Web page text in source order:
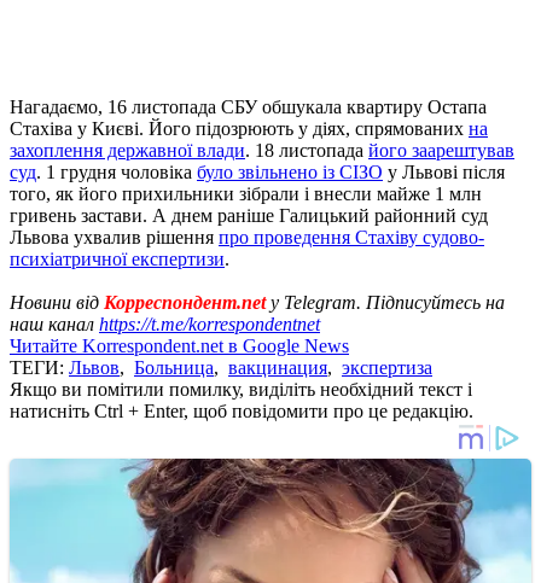
Нагадаємо, 16 листопада СБУ обшукала квартиру Остапа
Стахіва у Києві. Його підозрюють у діях, спрямованих на
захоплення державної влади. 18 листопада його заарештував
суд. 1 грудня чоловіка було звільнено із СІЗО у Львові після
того, як його прихильники зібрали і внесли майже 1 млн
гривень застави. А днем ​​раніше Галицький районний суд
Львова ухвалив рішення про проведення Стахіву судово-
психіатричної експертизи.
Новини від Корреспондент.netу Telegram. Підписуйтесь на
наш канал https://t.me/korrespondentnet
Читайте Korrespondent.net в Google News
ТЕГИ: Львов, Больница, вакцинация, экспертиза
Якщо ви помітили помилку, виділіть необхідний текст і
натисніть Ctrl + Enter, щоб повідомити про це редакцію.